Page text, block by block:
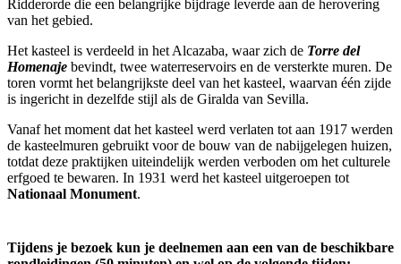
Ridderorde die een belangrijke bijdrage leverde aan de herovering
van het gebied.
Het kasteel is verdeeld in het Alcazaba, waar zich de Torre del
Homenaje bevindt, twee waterreservoirs en de versterkte muren. De
toren vormt het belangrijkste deel van het kasteel, waarvan één zijde
is ingericht in dezelfde stijl als de Giralda van Sevilla.
Vanaf het moment dat het kasteel werd verlaten tot aan 1917 werden
de kasteelmuren gebruikt voor de bouw van de nabijgelegen huizen,
totdat deze praktijken uiteindelijk werden verboden om het culturele
erfgoed te bewaren. In 1931 werd het kasteel uitgeroepen tot
Nationaal Monument.
Tijdens je bezoek kun je deelnemen aan een van de beschikbare